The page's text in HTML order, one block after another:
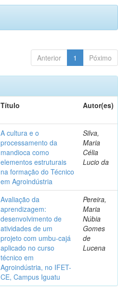
Anterior 1 Póximo
Título Autor(es)
A cultura e o
processamento da
mandioca como
elementos estruturais
na formação do Técnico
em Agroindústria
Silva,
Maria
Célia
Lucio da
Avaliação da
aprendizagem:
desenvolvimento de
atividades de um
projeto com umbu-cajá
aplicado no curso
técnico em
Agroindústria, no IFET-
CE, Campus Iguatu
Pereira,
Maria
Núbia
Gomes
de
Lucena